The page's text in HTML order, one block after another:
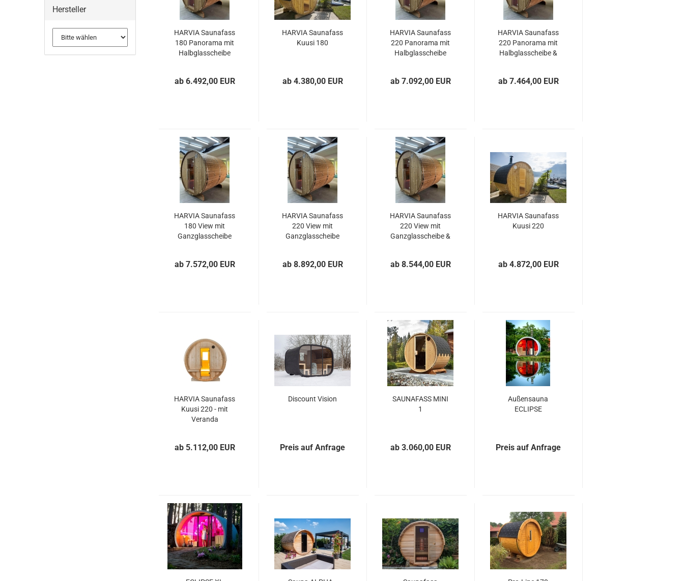
HARVIA Saunafass
180 Panorama mit
Halbglasscheibe
ab 6.492,00 EUR
HARVIA Saunafass
Kuusi 180
ab 4.380,00 EUR
HARVIA Saunafass
220 Panorama mit
Halbglasscheibe
ab 7.092,00 EUR
HARVIA Saunafass
220 Panorama mit
Halbglasscheibe &
ab 7.464,00 EUR
HARVIA Saunafass
180 View mit
Ganzglasscheibe
ab 7.572,00 EUR
HARVIA Saunafass
220 View mit
Ganzglasscheibe
ab 8.892,00 EUR
HARVIA Saunafass
220 View mit
Ganzglasscheibe &
ab 8.544,00 EUR
HARVIA Saunafass
Kuusi 220
ab 4.872,00 EUR
HARVIA Saunafass
Kuusi 220 - mit
Veranda
ab 5.112,00 EUR
Discount Vision
Preis auf Anfrage
SAUNAFASS MINI
1
ab 3.060,00 EUR
Außensauna
ECLIPSE
Preis auf Anfrage
Hersteller